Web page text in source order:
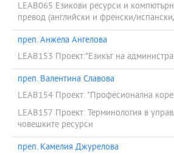
LEAB065 Езикови ресурси и
превод (английски и френски/
преп. Анжела Ангелова
LEAB153 Проект:"Езикът на
преп. Валентина Славова
LEAB154 Проект: "Професионална
LEAB157 Проект: Терминология в
човешките ресурси
преп. Камелия Джурелова